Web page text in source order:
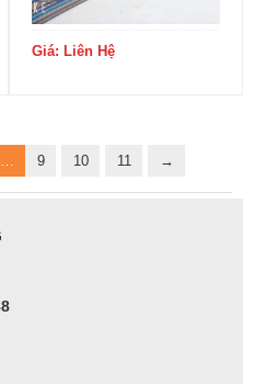
Giá: Liên Hệ
… 9 10 11 →